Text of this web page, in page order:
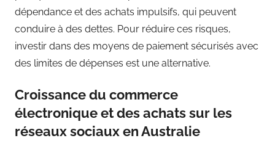
dépendance et des achats impulsifs, qui peuvent
conduire à des dettes. Pour réduire ces risques,
investir dans des moyens de paiement sécurisés avec
des limites de dépenses est une alternative.
Croissance du commerce
électronique et des achats sur les
réseaux sociaux en Australie